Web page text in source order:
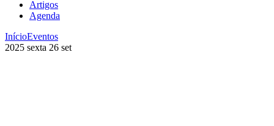
Artigos
Agenda
InícioEventos
2025 sexta 26 set